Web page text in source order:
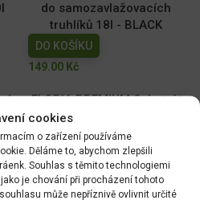
cookies
o zařízení používáme
Děláme to, abychom zlepšili
Souhlas s těmito technologiemi
je chování při procházení tohoto
může nepříznivě ovlivnit určité
do samozavlažovacích
truhlíků 18l - BLACK
DO KOŠÍKU
149.00 Kč
FLORIA PREMIUM Substrát
pro kyselomilné rostliny 40
l
DO KOŠÍKU
299.00Kč